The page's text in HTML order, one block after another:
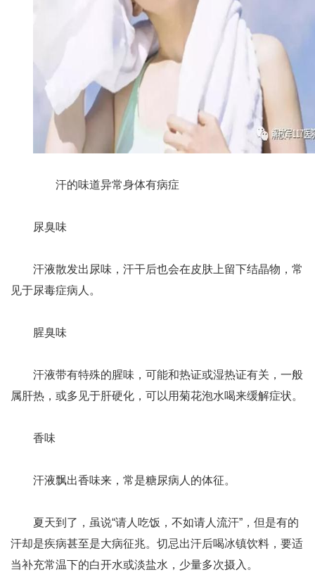
汗的味道异常身体有病症
尿臭味
汗液散发出尿味，汗干后也会在皮肤上留下结晶物，常
见于尿毒症病人。
腥臭味
汗液带有特殊的腥味，可能和热证或湿热证有关，一般
属肝热，或多见于肝硬化，可以用菊花泡水喝来缓解症状。
香味
汗液飘出香味来，常是糖尿病人的体征。
夏天到了，虽说“请人吃饭，不如请人流汗”，但是有的
汗却是疾病甚至是大病征兆。切忌出汗后喝冰镇饮料，要适
当补充常温下的白开水或淡盐水，少量多次摄入。